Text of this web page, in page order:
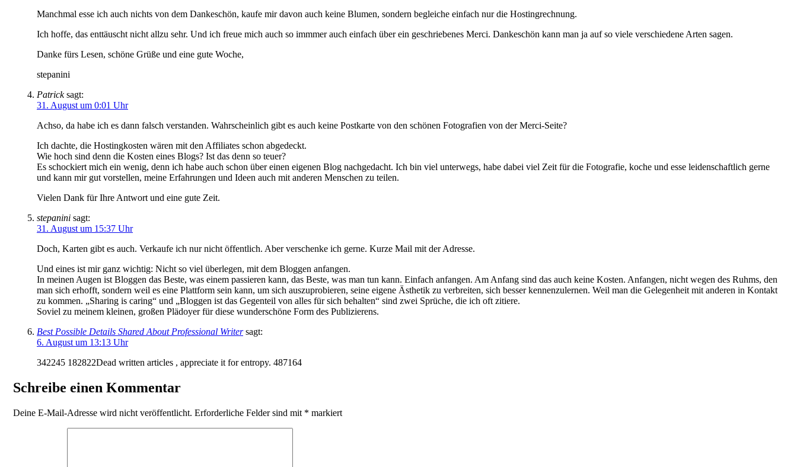
Manchmal esse ich auch nichts von dem Dankeschön, kaufe mir davon auch keine Blumen, sondern begleiche einfach nur die Hostingrechnung.
Ich hoffe, das enttäuscht nicht allzu sehr. Und ich freue mich auch so immmer auch einfach über ein geschriebenes Merci. Dankeschön kann man ja auf so viele verschiedene Arten sagen.
Danke fürs Lesen, schöne Grüße und eine gute Woche,
stepanini
Patrick sagt:
31. August um 0:01 Uhr
Achso, da habe ich es dann falsch verstanden. Wahrscheinlich gibt es auch keine Postkarte von den schönen Fotografien von der Merci-Seite?
Ich dachte, die Hostingkosten wären mit den Affiliates schon abgedeckt.
Wie hoch sind denn die Kosten eines Blogs? Ist das denn so teuer?
Es schockiert mich ein wenig, denn ich habe auch schon über einen eigenen Blog nachgedacht. Ich bin viel unterwegs, habe dabei viel Zeit für die Fotografie, koche und esse leidenschaftlich gerne
und kann mir gut vorstellen, meine Erfahrungen und Ideen auch mit anderen Menschen zu teilen.
Vielen Dank für Ihre Antwort und eine gute Zeit.
stepanini sagt:
31. August um 15:37 Uhr
Doch, Karten gibt es auch. Verkaufe ich nur nicht öffentlich. Aber verschenke ich gerne. Kurze Mail mit der Adresse.
Und eines ist mir ganz wichtig: Nicht so viel überlegen, mit dem Bloggen anfangen.
In meinen Augen ist Bloggen das Beste, was einem passieren kann, das Beste, was man tun kann. Einfach anfangen. Am Anfang sind das auch keine Kosten. Anfangen, nicht wegen des Ruhms, den
man sich erhofft, sondern weil es eine Plattform sein kann, um sich auszuprobieren, seine eigene Ästhetik zu verbreiten, sich besser kennenzulernen. Weil man die Gelegenheit mit anderen in Kontakt
zu kommen. „Sharing is caring“ und „Bloggen ist das Gegenteil von alles für sich behalten“ sind zwei Sprüche, die ich oft zitiere.
Soviel zu meinem kleinen, großen Plädoyer für diese wunderschöne Form des Publizierens.
Best Possible Details Shared About Professional Writer sagt:
6. August um 13:13 Uhr
342245 182822Dead written articles , appreciate it for entropy. 487164
Schreibe einen Kommentar
Deine E-Mail-Adresse wird nicht veröffentlicht. Erforderliche Felder sind mit * markiert